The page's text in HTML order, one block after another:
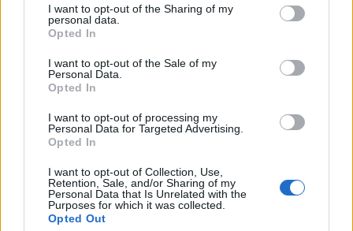
I want to opt-out of the Sharing of my
personal data.
Opted In
I want to opt-out of the Sale of my
Personal Data.
Opted In
I want to opt-out of processing my
Personal Data for Targeted Advertising.
Opted In
I want to opt-out of Collection, Use,
Retention, Sale, and/or Sharing of my
Personal Data that Is Unrelated with the
Purposes for which it was collected.
Opted Out
Rovarirtás lesz Székelyudvarhelyen